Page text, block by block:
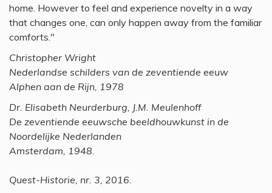
home. However to feel and experience novelty in a way
that changes one, can only happen away from the familiar
comforts."
Christopher Wright
Nederlandse schilders van de zeventiende eeuw
Alphen aan de Rijn, 1978
Dr. Elisabeth Neurderburg, J.M. Meulenhoff
De zeventiende eeuwsche beeldhouwkunst in de
Noordelijke Nederlanden
Amsterdam, 1948.
Quest-Historie, nr. 3, 2016.